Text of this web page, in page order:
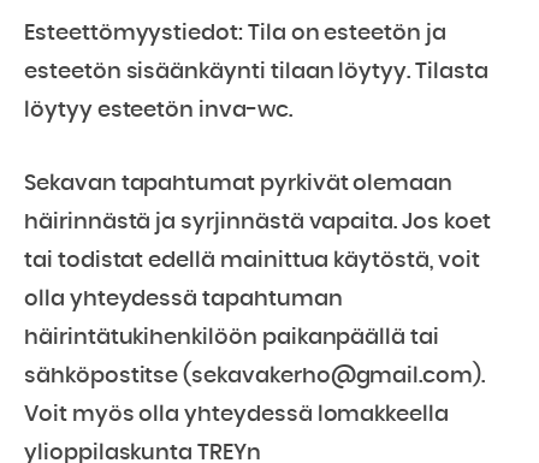
Esteettömyystiedot: Tila on esteetön ja
esteetön sisäänkäynti tilaan löytyy. Tilasta
löytyy esteetön inva-wc.
Sekavan tapahtumat pyrkivät olemaan
häirinnästä ja syrjinnästä vapaita. Jos koet
tai todistat edellä mainittua käytöstä, voit
olla yhteydessä tapahtuman
häirintätukihenkilöön paikanpäällä tai
sähköpostitse (sekavakerho@gmail.com).
Voit myös olla yhteydessä lomakkeella
ylioppilaskunta TREYn